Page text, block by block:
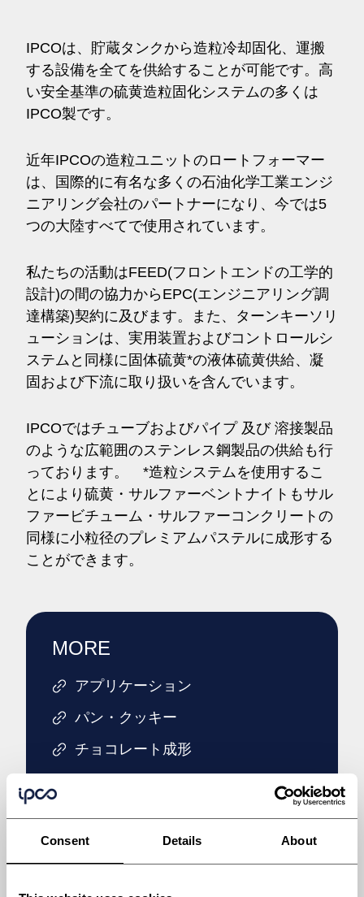
Consent Details About
IPCOは、貯蔵タンクから造粒冷却固化、運搬
する設備を全てを供給することが可能です。高
い安全基準の硫黄造粒固化システムの多くは
IPCO製です。
近年IPCOの造粒ユニットのロートフォーマー
は、国際的に有名な多くの石油化学工業エンジ
ニアリング会社のパートナーになり、今では5
つの大陸すべてで使用されています。
私たちの活動はFEED(フロントエンドの工学的
設計)の間の協力からEPC(エンジニアリング調
達構築)契約に及びます。また、ターンキーソリ
ューションは、実用装置およびコントロールシ
ステムと同様に固体硫黄*の液体硫黄供給、凝
固および下流に取り扱いを含んでいます。
IPCOではチューブおよびパイプ 及び 溶接製品
のような広範囲のステンレス鋼製品の供給も行
っております。 *造粒システムを使用するこ
とにより硫黄・サルファーベントナイトもサル
ファービチューム・サルファーコンクリートの
同様に小粒径のプレミアムパステルに成形する
ことができます。
MORE
アプリケーション
パン・クッキー
チョコレート成形
ベルト(鋼種別)